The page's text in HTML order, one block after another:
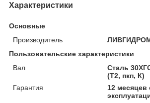
Характеристики
Основные
Производитель
Пользовательские характеристики
Вал
Сталь
(Т2, пкп, К)
Гарантия
12 месяцев